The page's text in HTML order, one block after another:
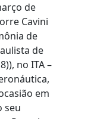
de
Cavini
de
de
no ITA –
em
seu